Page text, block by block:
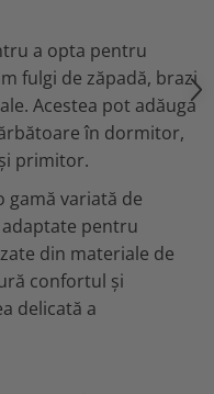
a opta pentru
fulgi de zăpadă, brazi
Acestea pot adăuga
în dormitor,
primitor.
gamă variată de
pentru
din materiale de
confortul și
delicată a